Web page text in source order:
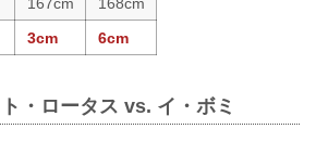
3cm 6cm
・ロータス vs. イ・ボミ